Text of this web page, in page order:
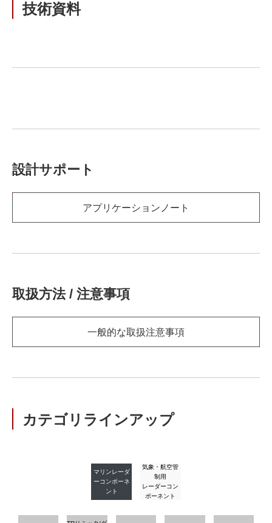
技術資料
設計サポート
アプリケーションノート
取扱方法 / 注意事項
一般的な取扱注意事項
カテゴリラインアップ
マリンレーダ
ーコンポーネ
ント
気象・航空管
制用
レーダーコン
ポーネント